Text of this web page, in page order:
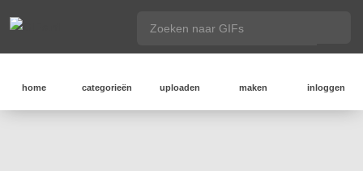
home categorieën uploaden maken inloggen